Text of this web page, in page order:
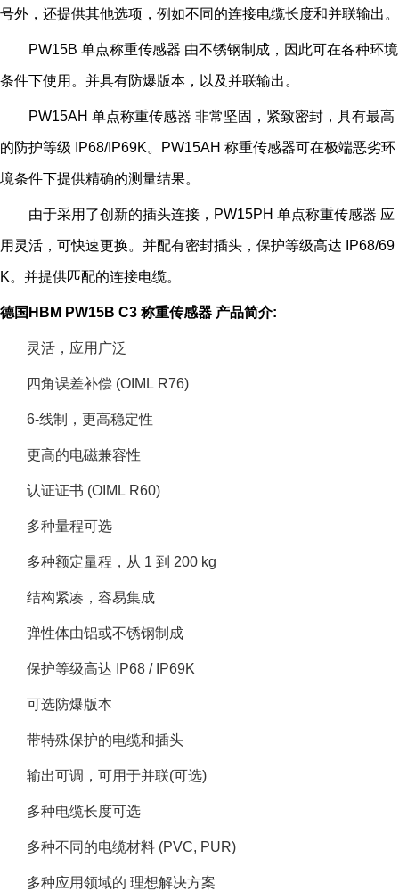
号外，还提供其他选项，例如不同的连接电缆长度和并联输出。
PW15B 单点称重传感器 由不锈钢制成，因此可在各种环境
条件下使用。并具有防爆版本，以及并联输出。
PW15AH 单点称重传感器 非常坚固，紧致密封，具有最高
的防护等级 IP68/IP69K。PW15AH 称重传感器可在极端恶劣环
境条件下提供精确的测量结果。
由于采用了创新的插头连接，PW15PH 单点称重传感器 应
用灵活，可快速更换。并配有密封插头，保护等级高达 IP68/69
K。并提供匹配的连接电缆。
德国HBM PW15B C3 称重传感器 产品简介:
灵活，应用广泛
四角误差补偿 (OIML R76)
6-线制，更高稳定性
更高的电磁兼容性
认证证书 (OIML R60)
多种量程可选
多种额定量程，从 1 到 200 kg
结构紧凑，容易集成
弹性体由铝或不锈钢制成
保护等级高达 IP68 / IP69K
可选防爆版本
带特殊保护的电缆和插头
输出可调，可用于并联(可选)
多种电缆长度可选
多种不同的电缆材料 (PVC, PUR)
多种应用领域的 理想解决方案